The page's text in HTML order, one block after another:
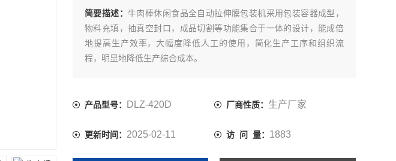
简要描述：牛肉棒休闲食品全自动拉伸膜包装机采用包装容器成型，
物料充填，抽真空封口，成品切割等功能集合于一体的设计，能成倍
地提高生产效率，大幅度降低人工的使用，简化生产工序和组织流
程，明显地降低生产综合成本。
产品型号： DLZ-420D 厂商性质： 生产厂家
更新时间： 2025-02-11 访 问 量： 1883